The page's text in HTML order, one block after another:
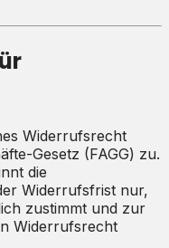
Widerrufsrecht
Gesetz (FAGG) zu.
die
Widerrufsfrist nur,
zustimmt und zur
Widerrufsrecht